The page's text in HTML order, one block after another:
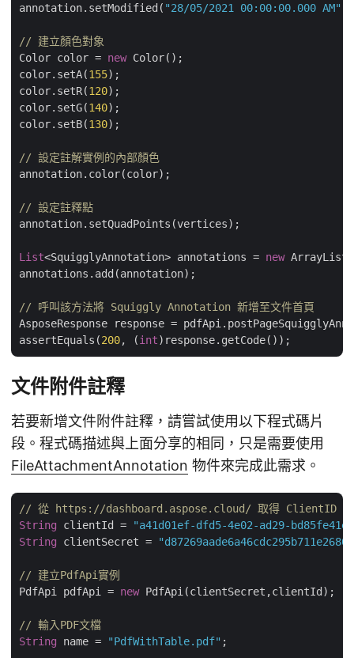
annotation.setModified( "28/05/2021 00:00:00.000 AM"
// 建立顏色對象
Color color = new Color();
color.setA(155);
color.setR(120);
color.setG(140);
color.setB(130);
// 設定註解實例的內部顏色
annotation.color(color);
annotation.setQuadPoints(vertices);
List<SquigglyAnnotation> annotations = new
annotations.add(annotation);
// 呼叫該方法將 Squiggly Annotation 新增至文件首頁
AsposeResponse response =
assertEquals(200, (int
文件附件註釋
若要新增文件附件註釋，請嘗試使用以下程式碼片
段。程式碼描述與上面分享的相同，只是需要使用
FileAttachmentAnnotation 物件來完成此需求。
// 從 https://dashboard.aspose.cloud/ 取得 ClientID
String clientId =
"a41d01ef-dfd5-4e02-ad29-
String clientSecret =
// 建立PdfApi實例
PdfApi pdfApi = new PdfApi(clientSecret,clientId);
// 輸入PDF文檔
String name = "PdfWithTable.pdf" ;